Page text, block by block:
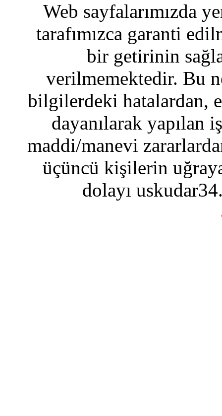
Web sayfalarımızda
tarafımızca garanti
bir getirinin
verilmemektedir. Bu
bilgilerdeki hatalardan,
dayanılarak yapılan
maddi/manevi
üçüncü kişilerin
dolayı